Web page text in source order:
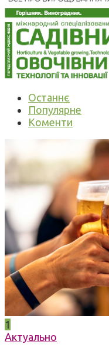
Останнє
Популярне
Коменти
1
Актуально